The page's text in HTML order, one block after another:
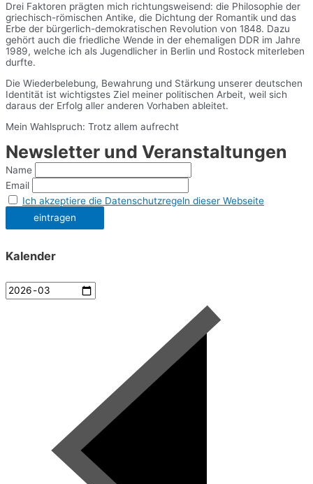
Drei Faktoren prägten mich richtungsweisend: die Philosophie der
griechisch-römischen Antike, die Dichtung der Romantik und das
Erbe der bürgerlich-demokratischen Revolution von 1848. Dazu
gehört auch die friedliche Wende in der ehemaligen DDR im Jahre
1989, welche ich als Jugendlicher in Berlin und Rostock miterleben
durfte.
Die Wiederbelebung, Bewahrung und Stärkung unserer deutschen
Identität ist wichtigstes Ziel meiner politischen Arbeit, weil sich
daraus der Erfolg aller anderen Vorhaben ableitet.
Mein Wahlspruch: Trotz allem aufrecht
Newsletter und Veranstaltungen
Name
Email
Ich akzeptiere die Datenschutzregeln dieser Webseite
Kalender